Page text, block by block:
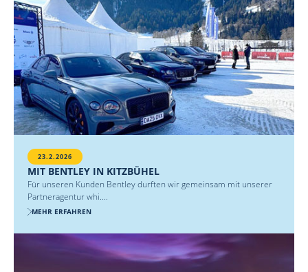
23.2.2026
MIT BENTLEY IN KITZBÜHEL
Für unseren Kunden Bentley durften wir gemeinsam mit unserer
Partneragentur whi....
MEHR ERFAHREN